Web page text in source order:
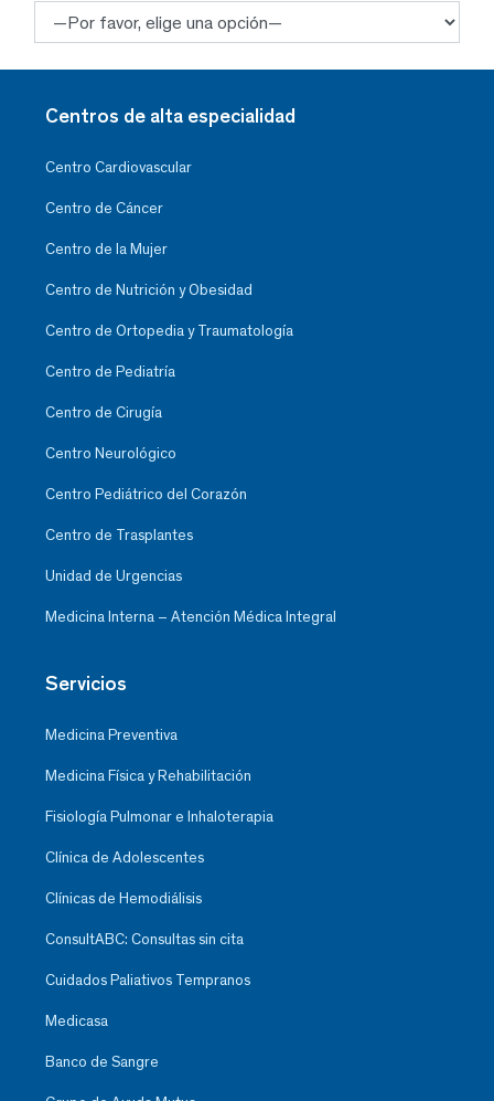
Centros de alta especialidad
Centro Cardiovascular
Centro de Cáncer
Centro de la Mujer
Centro de Nutrición y Obesidad
Centro de Ortopedia y Traumatología
Centro de Pediatría
Centro de Cirugía
Centro Neurológico
Centro Pediátrico del Corazón
Centro de Trasplantes
Unidad de Urgencias
Medicina Interna – Atención Médica Integral
Servicios
Medicina Preventiva
Medicina Física y Rehabilitación
Fisiología Pulmonar e Inhaloterapia
Clínica de Adolescentes
Clínicas de Hemodiálisis
ConsultABC: Consultas sin cita
Cuidados Paliativos Tempranos
Medicasa
Banco de Sangre